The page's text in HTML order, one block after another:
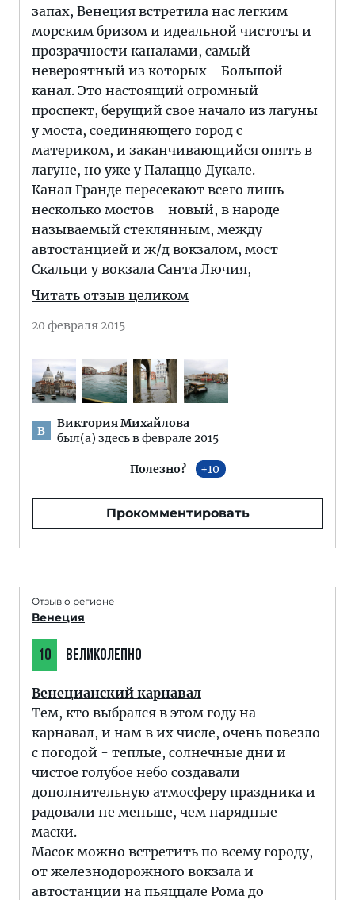
запах, Венеция встретила нас легким
морским бризом и идеальной чистоты и
прозрачности каналами, самый
невероятный из которых - Большой
канал. Это настоящий огромный
проспект, берущий свое начало из лагуны
у моста, соединяющего город с
материком, и заканчивающийся опять в
лагуне, но уже у Палаццо Дукале.
Канал Гранде пересекают всего лишь
несколько мостов - новый, в народе
называемый стеклянным, между
автостанцией и ж/д вокзалом, мост
Скальци у вокзала Санта Лючия,
Читать отзыв целиком
20 февраля 2015
В
Виктория Михайлова
был(а) здесь в феврале 2015
Полезно? 10
Прокомментировать
Отзыв о регионе
Венеция
10 ВЕЛИКОЛЕПНО
Венецианский карнавал
Тем, кто выбрался в этом году на
карнавал, и нам в их числе, очень повезло
с погодой - теплые, солнечные дни и
чистое голубое небо создавали
дополнительную атмосферу праздника и
радовали не меньше, чем нарядные
маски.
Масок можно встретить по всему городу,
от железнодорожного вокзала и
автостанции на пьяццале Рома до